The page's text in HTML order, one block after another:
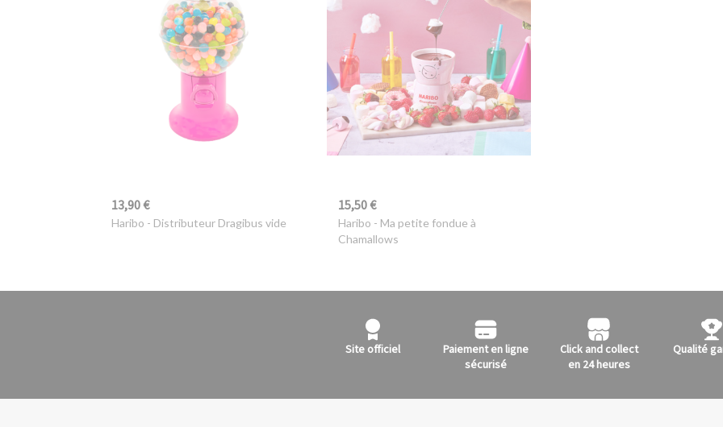
13,90 €
Haribo - Distributeur Dragibus vide
15,50 €
Haribo - Ma petite fondue à
Chamallows
Site officiel
Paiement en ligne
sécurisé
Click and collect
en 24 heures
Qualité